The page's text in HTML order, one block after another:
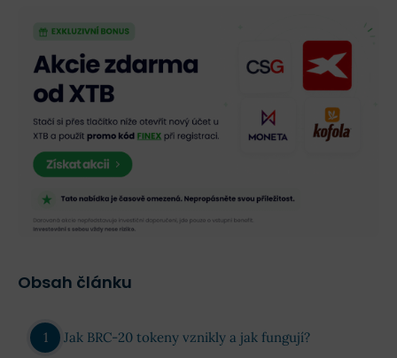
Obsah článku
Jak BRC-20 tokeny vznikly a jak fungují?